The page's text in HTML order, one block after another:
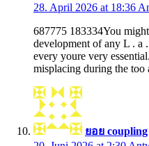
28. April 2026 at 18:36
687775 183334You
development of any L . a
every youre very
misplacing during the too
ยอย coupling